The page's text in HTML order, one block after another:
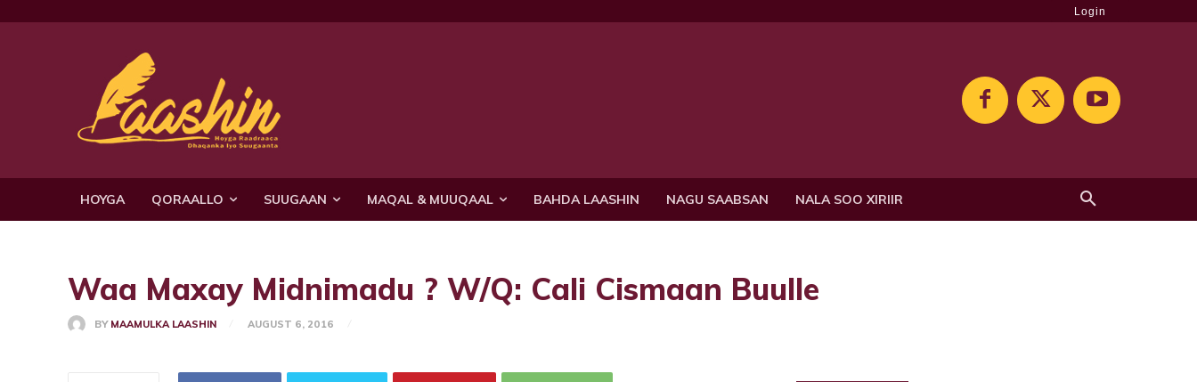
Login
HOYGA QORAALLO SUUGAAN MAQAL & MUUQAAL BAHDA LAASHIN NAGU SAABSAN NALA SOO XIRIIR
Waa Maxay Midnimadu ? W/Q: Cali Cismaan Buulle
BY MAAMULKA LAASHIN AUGUST 6, 2016